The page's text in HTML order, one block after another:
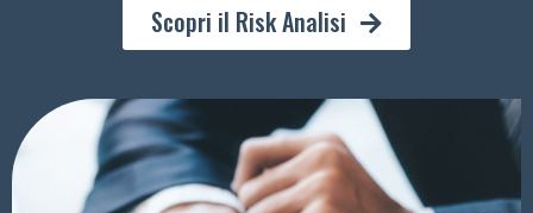
Scopri il Risk Analisi